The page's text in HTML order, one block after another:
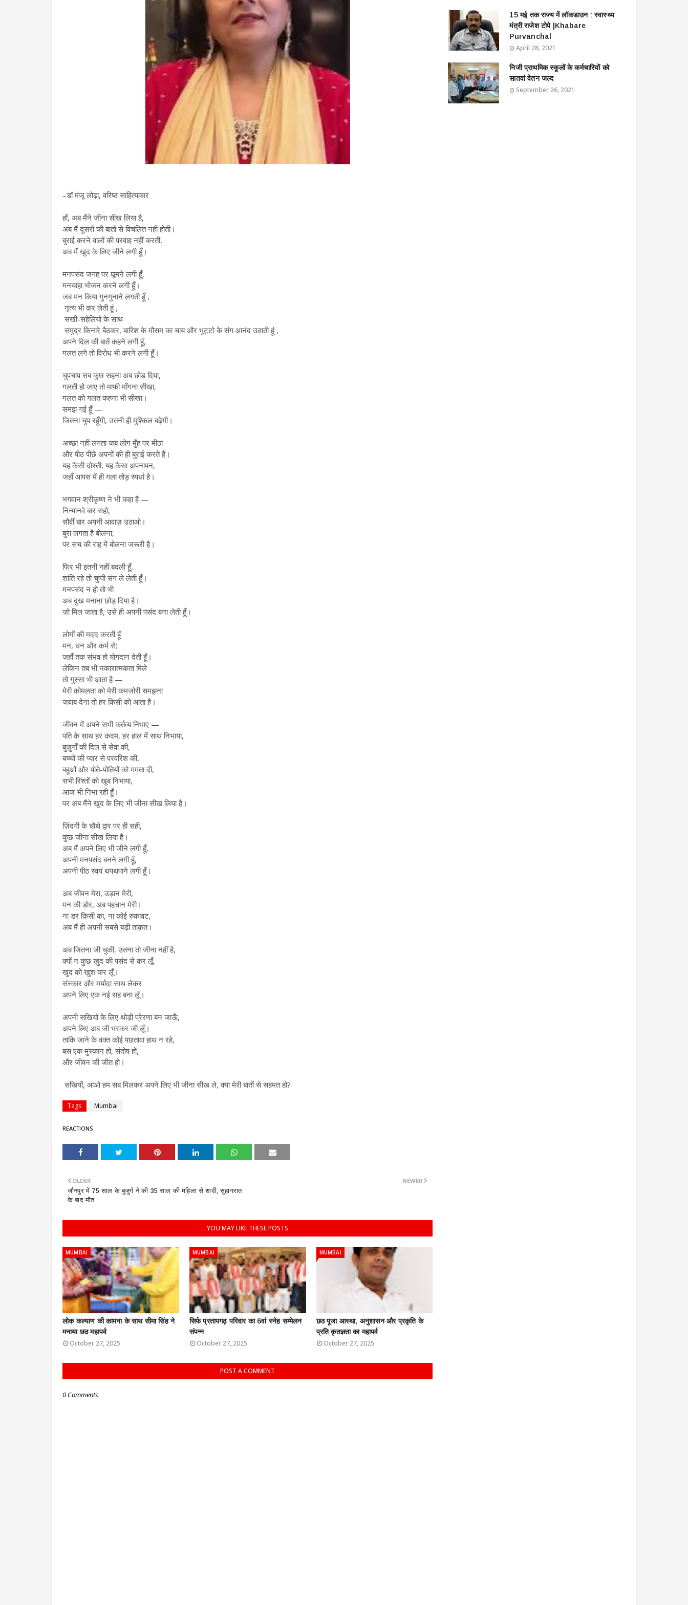
–डॉ मंजू लोढ़ा, वरिष्ठ साहित्यकार
हाँ, अब मैंने जीना सीख लिया है,
अब मैं दूसरों की बातों से विचलित नहीं होती।
बुराई करने वालों की परवाह नहीं करती,
अब मैं खुद के लिए जीने लगी हूँ।
मनपसंद जगह पर घूमने लगी हूँ,
मनचाहा भोजन करने लगी हूँ।
जब मन किया गुनगुनाने लगती हूँ ,
नृत्य भी कर लेती हूं ,
सखी-सहेलियों के साथ
समुद्र किनारे बैठकर, बारिश के मौसम का चाय और भुट्टो के संग आनंद उठाती हूं ,
अपने दिल की बातें कहने लगी हूँ,
गलत लगे तो विरोध भी करने लगी हूँ।
चुपचाप सब कुछ सहना अब छोड़ दिया,
गलती हो जाए तो माफी माँगना सीखा,
गलत को गलत कहना भी सीखा।
समझ गई हूँ —
जितना चुप रहूँगी, उतनी ही मुश्किल बढ़ेगी।
अच्छा नहीं लगता जब लोग मुँह पर मीठा
और पीठ पीछे अपनों की ही बुराई करते हैं।
यह कैसी दोस्ती, यह कैसा अपनापन,
जहाँ आपस में ही गला तोड़ स्पर्धा है।
भगवान श्रीकृष्ण ने भी कहा है —
निन्यानवे बार सहो,
सौवीं बार अपनी आवाज़ उठाओ।
बुरा लगता है बोलना,
पर सच की राह में बोलना जरूरी है।
फिर भी इतनी नहीं बदली हूँ,
शांति रहे तो चुप्पी संग ले लेती हूँ।
मनपसंद न हो तो भी
अब दुख मनाना छोड़ दिया है।
जो मिल जाता है, उसे ही अपनी पसंद बना लेती हूँ।
लोगों की मदद करती हूँ
मन, धन और कर्म से;
जहाँ तक संभव हो योगदान देती हूँ।
लेकिन तब भी नकारात्मकता मिले
तो गुस्सा भी आता है —
मेरी कोमलता को मेरी कमजोरी समझना
जवाब देना तो हर किसी को आता है।
जीवन में अपने सभी कर्तव्य निभाए —
पति के साथ हर कदम, हर हाल में साथ निभाया,
बुज़ुर्गों की दिल से सेवा की,
बच्चों की प्यार से परवरिश की,
बहूओं और पोते-पोतियों को ममता दी,
सभी रिश्तों को खूब निभाया,
आज भी निभा रही हूँ।
पर अब मैंने खुद के लिए भी जीना सीख लिया है।
ज़िंदगी के चौथे द्वार पर ही सही,
कुछ जीना सीख लिया है।
अब मैं अपने लिए भी जीने लगी हूँ,
अपनी मनपसंद बनने लगी हूँ,
अपनी पीठ स्वयं थपथपाने लगी हूँ।
अब जीवन मेरा, उड़ान मेरी,
मन की डोर, अब पहचान मेरी।
ना डर किसी का, ना कोई रुकावट,
अब मैं ही अपनी सबसे बड़ी ताक़त।
अब जितना जी चुकी, उतना तो जीना नहीं है,
क्यों न कुछ खुद की पसंद से कर लूँ,
खुद को खुश कर लूँ।
संस्कार और मर्यादा साथ लेकर
अपने लिए एक नई राह बना लूँ।
अपनी सखियों के लिए थोड़ी प्रेरणा बन जाऊँ,
अपने लिए अब जी भरकर जी लूँ।
ताकि जाने के वक्त कोई पछतावा हाथ न रहे,
बस एक मुस्कान हो, संतोष हो,
और जीवन की जीत हो।
सखियों, आओ हम सब मिलकर अपने लिए भी जीना सीख ले, क्या मेरी बातों से सहमत हो?
Tags Mumbai
REACTIONS
NEWER
OLDER
जौनपुर में 75 साल के बुजुर्ग ने की 35 साल की महिला से शादी, सुहागरात
के बाद मौत
YOU MAY LIKE THESE POSTS
MUMBAI
लोक कल्याण की कामना के साथ सीमा सिंह ने
मनाया छठ महापर्व
October 27, 2025
MUMBAI
सिर्फ प्रतापगढ़ परिवार का 6वां स्नेह सम्मेलन
संपन्न
October 27, 2025
MUMBAI
छठ पूजा आस्था, अनुशासन और प्रकृति के
प्रति कृतज्ञता का महापर्व
October 27, 2025
POST A COMMENT
0 Comments
15 मई तक राज्य में लॉकडाउन : स्वास्थ्य
मंत्री राजेश टोपे |Khabare
Purvanchal
April 28, 2021
निजी प्राथमिक स्कूलों के कर्मचारियों को
सातवां वेतन जल्द
September 26, 2021